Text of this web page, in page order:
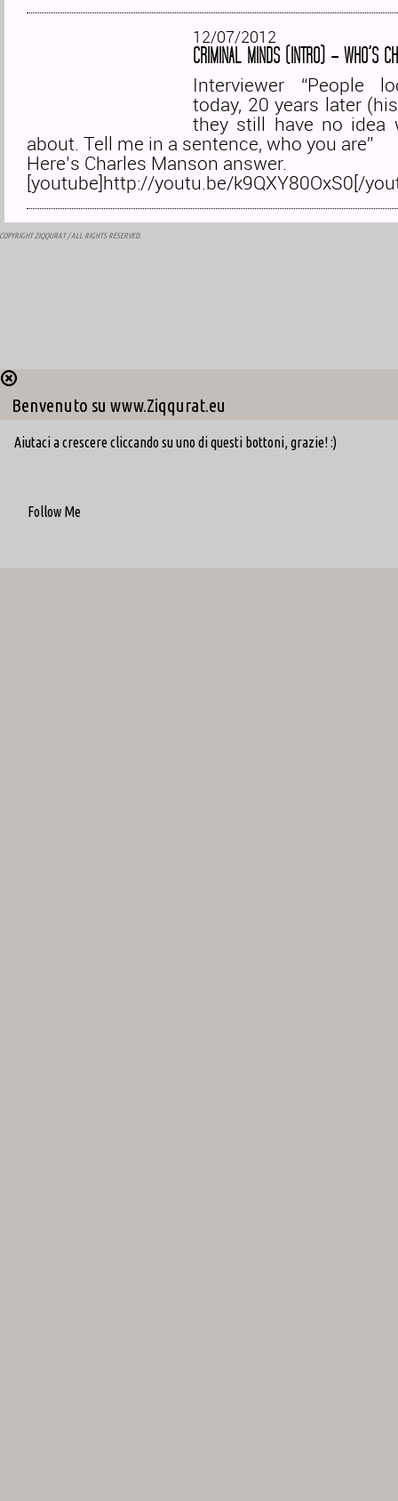
12/07/2012
CRIMINAL MINDS (INTRO) – WHO’S
Interviewer “People
today, 20 years later
they still have no idea
about. Tell me in a sentence, who you are”
Here’s Charles Manson answer.
[youtube]http://youtu.be/k9QXY80OxS0[/
ZIQQURAT/ ALL RIGHTS RESERVED.
Benvenuto su www.Ziqqurat.eu
Aiutaci a crescere cliccando su uno di questi bottoni, grazie! :)
Follow Me